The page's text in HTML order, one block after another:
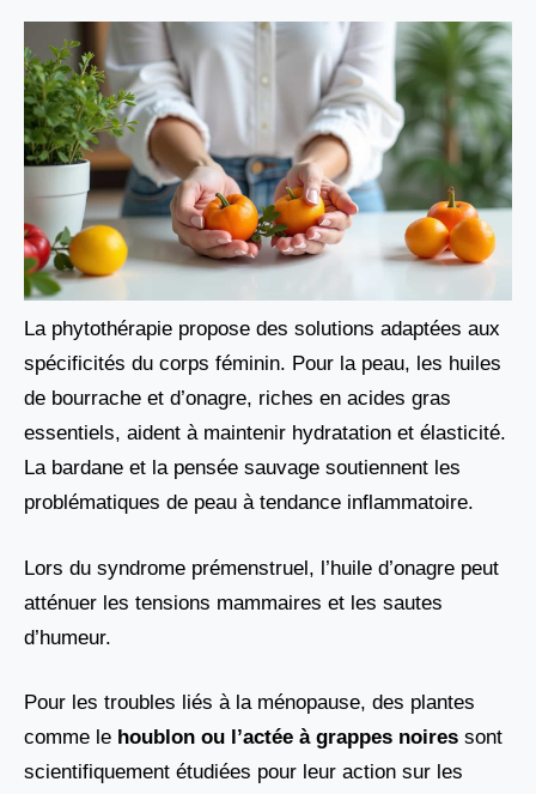
La phytothérapie propose des solutions adaptées aux
spécificités du corps féminin. Pour la peau, les huiles
de bourrache et d’onagre, riches en acides gras
essentiels, aident à maintenir hydratation et élasticité.
La bardane et la pensée sauvage soutiennent les
problématiques de peau à tendance inflammatoire.
Lors du syndrome prémenstruel, l’huile d’onagre peut
atténuer les tensions mammaires et les sautes
d’humeur.
Pour les troubles liés à la ménopause, des plantes
comme le houblon ou l’actée à grappes noires sont
scientifiquement étudiées pour leur action sur les